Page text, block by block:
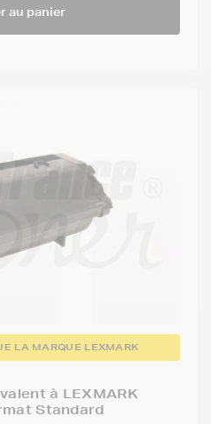
au panier
LA MARQUE LEXMARK
à LEXMARK
Standard